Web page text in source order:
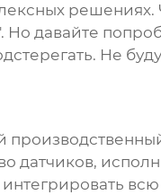
давайте
Не
датчиков,